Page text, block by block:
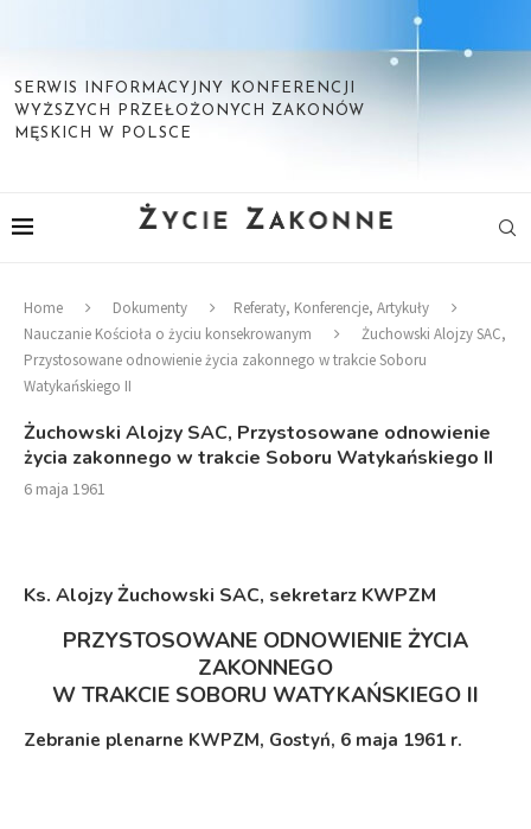
SERWIS INFORMACYJNY KONFERENCJI
WYŻSZYCH PRZEŁOŻONYCH ZAKONÓW
MĘSKICH W POLSCE
Home Dokumenty
Referaty, Konferencje, Artykuły
Nauczanie Kościoła o życiu konsekrowanym
Żuchowski Alojzy SAC,
Przystosowane odnowienie życia zakonnego w trakcie Soboru
Watykańskiego II
Żuchowski Alojzy SAC, Przystosowane odnowienie
życia zakonnego w trakcie Soboru Watykańskiego II
6 maja 1961
Ks. Alojzy Żuchowski SAC, sekretarz KWPZM
PRZYSTOSOWANE ODNOWIENIE ŻYCIA
ZAKONNEGO
W TRAKCIE SOBORU WATYKAŃSKIEGO II
Zebranie plenarne KWPZM, Gostyń, 6 maja 1961 r.